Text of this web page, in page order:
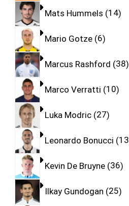
Mats Hummels 14
Mario Gotze 6
Marcus Rashford 38
Marco Verratti 10
Luka Modric 27
Leonardo Bonucci 13
Kevin De Bruyne 36
Ilkay Gundogan 25